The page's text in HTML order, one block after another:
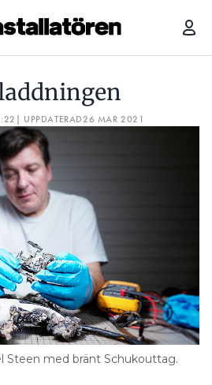
| UPPDATERAD26 MAR 2021
Steen med bränt Schukouttag.
EFTER BRANDEN: ”LADDAR